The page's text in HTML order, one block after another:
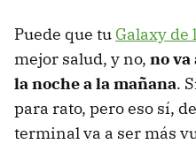
Puede que tu Galaxy de
mejor salud, y no, no
la noche a la mañana.
para rato, pero eso sí,
terminal va a ser más